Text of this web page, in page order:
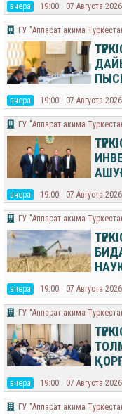
вчера 19:00 07 Августа
ГУ "Аппарат акима
вчера 19:00 07 Августа
ГУ "Аппарат акима
вчера 19:00 07 Августа
ГУ "Аппарат акима
вчера 19:00 07 Августа
ГУ "Аппарат акима
вчера 19:00 07 Августа
ГУ "Аппарат акима